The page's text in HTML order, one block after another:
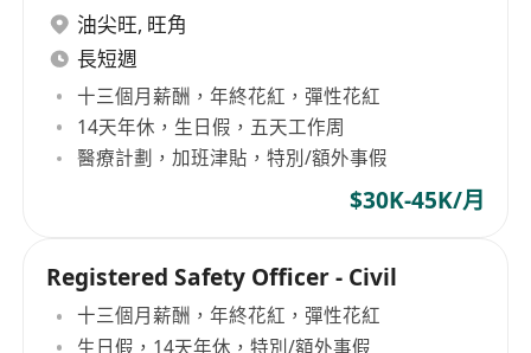
油尖旺, 旺角
長短週
十三個月薪酬，年終花紅，彈性花紅
14天年休，生日假，五天工作周
醫療計劃，加班津貼，特別/額外事假
$30K-45K/月
Registered Safety Officer - Civil
十三個月薪酬，年終花紅，彈性花紅
生日假，14天年休，特別/額外事假